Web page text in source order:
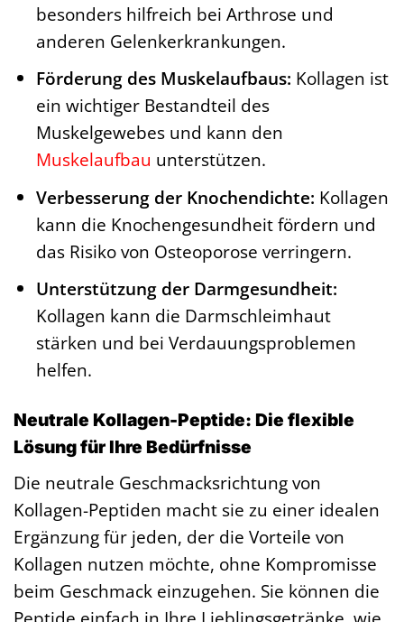
besonders hilfreich bei Arthrose und
anderen Gelenkerkrankungen.
Förderung des Muskelaufbaus: Kollagen ist
ein wichtiger Bestandteil des
Muskelgewebes und kann den
Muskelaufbau unterstützen.
Verbesserung der Knochendichte: Kollagen
kann die Knochengesundheit fördern und
das Risiko von Osteoporose verringern.
Unterstützung der Darmgesundheit:
Kollagen kann die Darmschleimhaut
stärken und bei Verdauungsproblemen
helfen.
Neutrale Kollagen-Peptide: Die flexible
Lösung für Ihre Bedürfnisse
Die neutrale Geschmacksrichtung von
Kollagen-Peptiden macht sie zu einer idealen
Ergänzung für jeden, der die Vorteile von
Kollagen nutzen möchte, ohne Kompromisse
beim Geschmack einzugehen. Sie können die